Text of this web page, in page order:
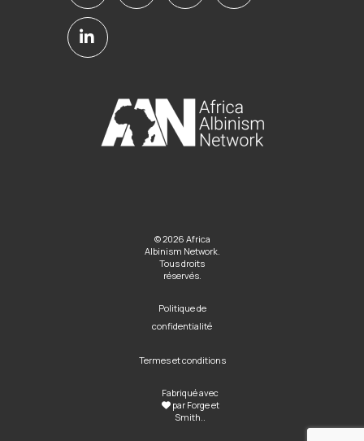
© 2026 Africa
Albinism Network.
Tous droits
réservés.
Politique de
confidentialité
Termes et conditions
Fabriqué avec
par Forge et
Smith